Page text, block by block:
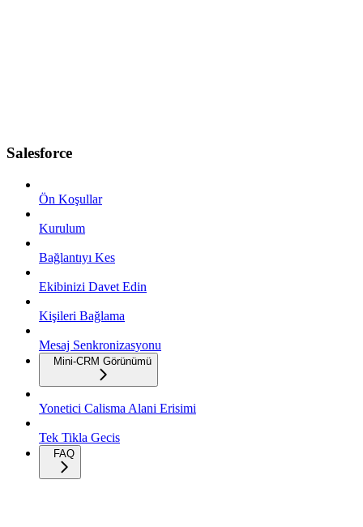
Salesforce
Ön Koşullar
Kurulum
Bağlantıyı Kes
Ekibinizi Davet Edin
Kişileri Bağlama
Mesaj Senkronizasyonu
Mini-CRM Görünümü
Yonetici Calisma Alani Erisimi
Tek Tikla Gecis
FAQ